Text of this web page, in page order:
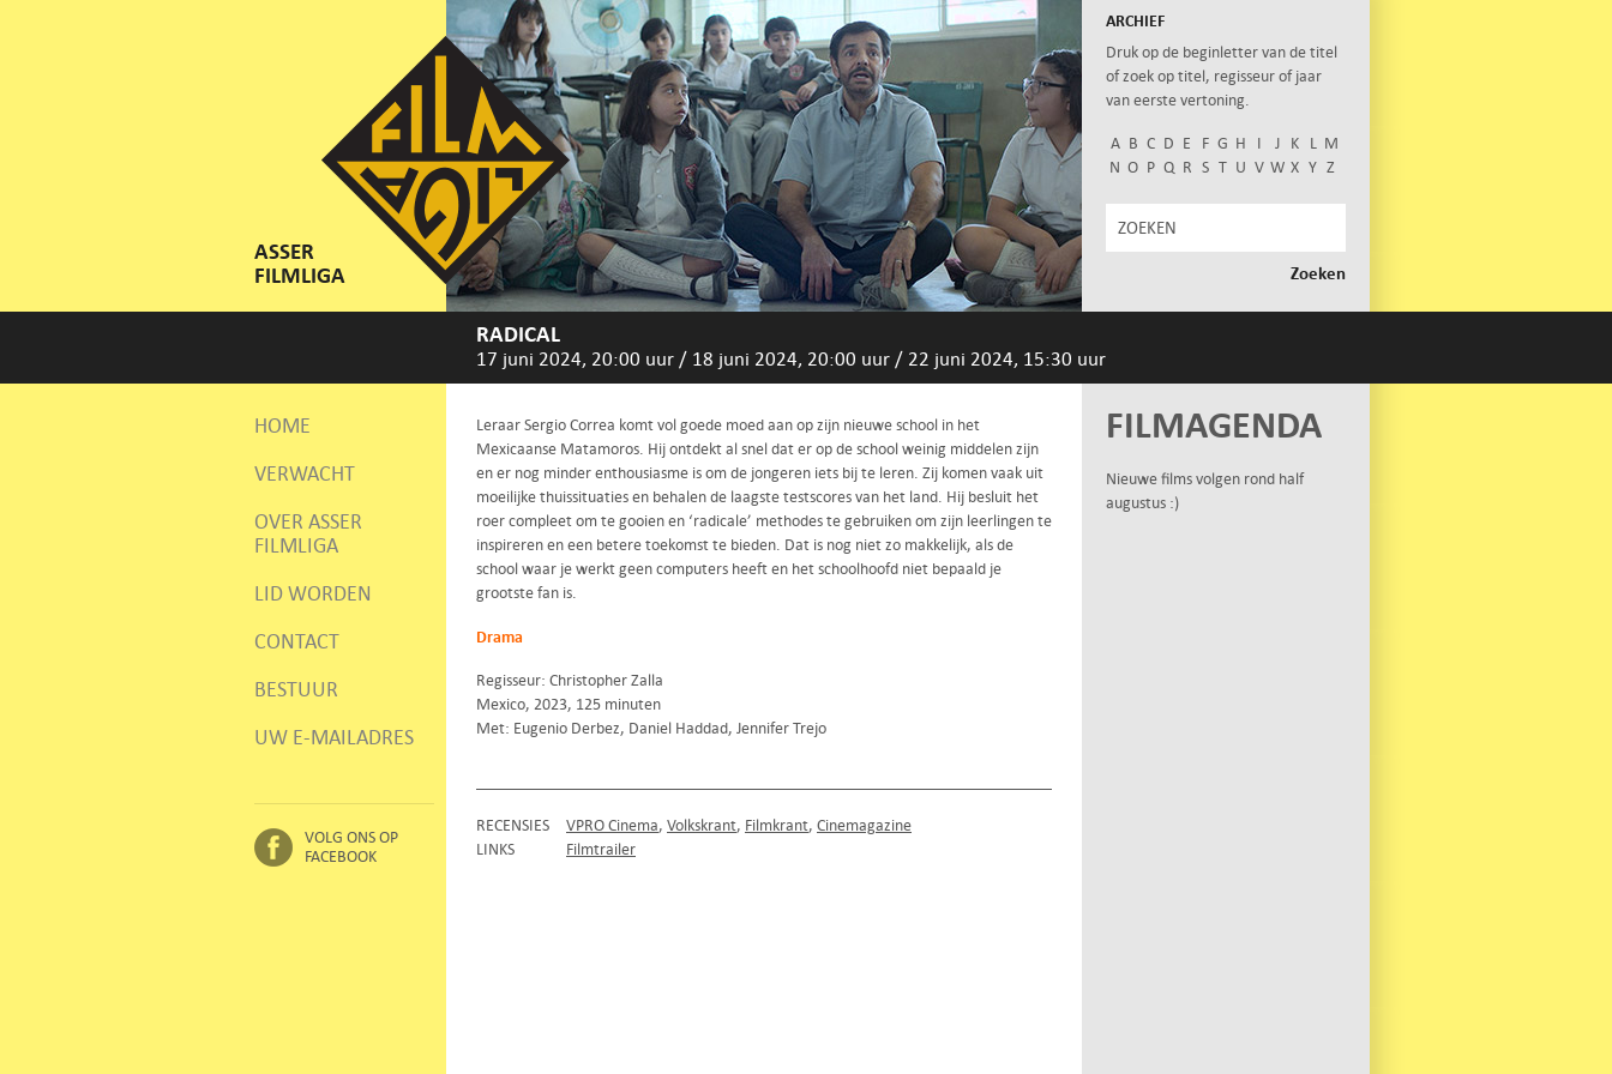
ASSER
FILMLIGA
ARCHIEF
Druk op de beginletter van de titel
of zoek op titel, regisseur of jaar
van eerste vertoning.
A B C D E F G H I J K L M
N O P Q R S T U V W X Y Z
RADICAL
17 juni 2024, 20:00 uur / 18 juni 2024, 20:00 uur / 22 juni 2024, 15:30 uur
HOME
VERWACHT
OVER ASSER
FILMLIGA
LID WORDEN
CONTACT
BESTUUR
UW E-MAILADRES
VOLG ONS OP
FACEBOOK
Leraar Sergio Correa komt vol goede moed aan op zijn nieuwe school in het
Mexicaanse Matamoros. Hij ontdekt al snel dat er op de school weinig middelen zijn
en er nog minder enthousiasme is om de jongeren iets bij te leren. Zij komen vaak uit
moeilijke thuissituaties en behalen de laagste testscores van het land. Hij besluit het
roer compleet om te gooien en ‘radicale’ methodes te gebruiken om zijn leerlingen te
inspireren en een betere toekomst te bieden. Dat is nog niet zo makkelijk, als de
school waar je werkt geen computers heeft en het schoolhoofd niet bepaald je
grootste fan is.
Drama
Regisseur: Christopher Zalla
Mexico, 2023, 125 minuten
Met: Eugenio Derbez, Daniel Haddad, Jennifer Trejo
RECENSIES VPRO Cinema Volkskrant Filmkrant Cinemagazine
LINKS
Filmtrailer
FILMAGENDA
Nieuwe films volgen rond half
augustus :)